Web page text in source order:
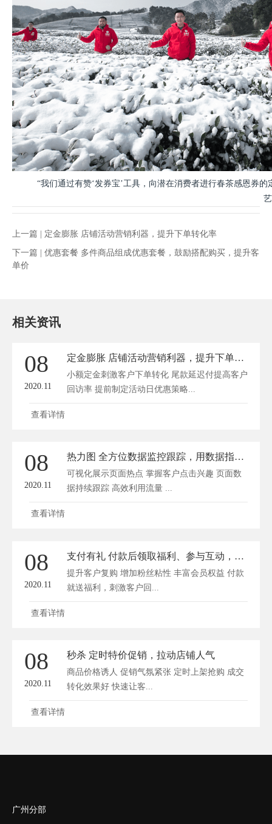
“我们通过有赞‘发券宝’工具，向潜在消费者进行春茶感恩券
上一篇 | 定金膨胀 店铺活动营销利器，提升下单转化率
下一篇 | 优惠套餐 多件商品组成优惠套餐，鼓励搭配购买，提升客
单价
相关资讯
08
2020.11
定金膨胀 店铺活动营销利器，提升下单转化率
小额定金刺激客户下单转化 尾款延迟付提高客户
回访率 提前制定活动日优惠策略...
查看详情
08
2020.11
热力图 全方位数据监控跟踪，用数据指导店铺经营
可视化展示页面热点 掌握客户点击兴趣 页面数
据持续跟踪 高效利用流量 ...
查看详情
08
2020.11
支付有礼 付款后领取福利、参与互动，“支付有礼”帮你留住客户
提升客户复购 增加粉丝粘性 丰富会员权益 付款
就送福利，刺激客户回...
查看详情
08
2020.11
秒杀 定时特价促销，拉动店铺人气
商品价格诱人 促销气氛紧张 定时上架抢购 成交
转化效果好 快速让客...
查看详情
广州分部